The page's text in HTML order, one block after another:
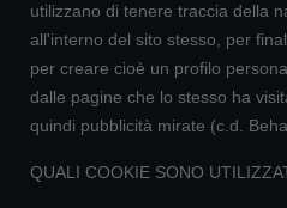
utilizzano di tenere traccia della
all'interno del sito stesso, per
per creare cioè un profilo
dalle pagine che lo stesso ha
quindi pubblicità mirate (c.d.
QUALI COOKIE SONO